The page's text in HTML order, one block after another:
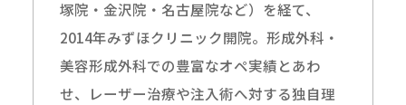
塚院・金沢院・名古屋院など）を経て、
2014年みずほクリニック開院。形成外科・
美容形成外科での豊富なオペ実績とあわ
せ、レーザー治療や注入術へ対する独自理